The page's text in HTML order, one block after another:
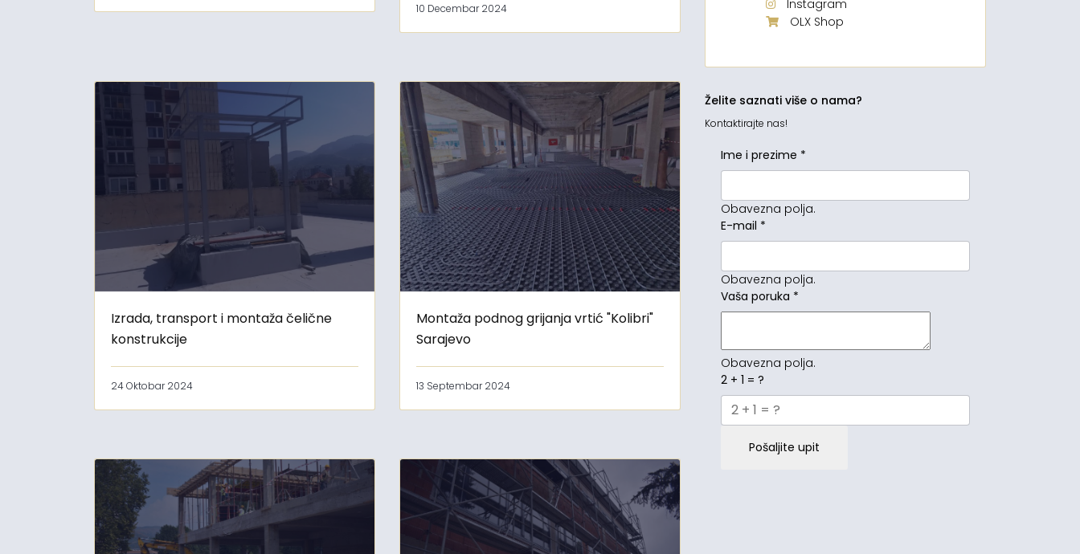
10 Decembar 2024
Izrada, transport i montaža čelične
konstrukcije
24 Oktobar 2024
Montaža podnog grijanja vrtić "Kolibri"
Sarajevo
13 Septembar 2024
Instagram
OLX Shop
Želite saznati više o nama?
Kontaktirajte nas!
Ime i prezime *
Obavezna polja.
E-mail *
Obavezna polja.
Vaša poruka *
Obavezna polja.
2 + 1 = ?
Pošaljite upit